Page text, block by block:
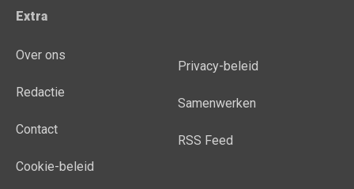
Extra
Over ons
Redactie
Contact
Cookie-beleid
Privacy-beleid
Samenwerken
RSS Feed